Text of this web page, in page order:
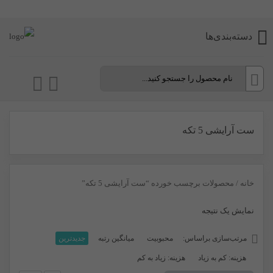
دسته‌بندی‌ها
ست آرایشی 5 تکه
خانه / محصولات برچسب خورده “ست آرایشی 5 تکه”
نمایش یک نتیجه
مرتب‌سازی براساس: محبوبیت میانگین رتبه جدیدترین
هزینه: کم به زیاد هزینه: زیاد به کم